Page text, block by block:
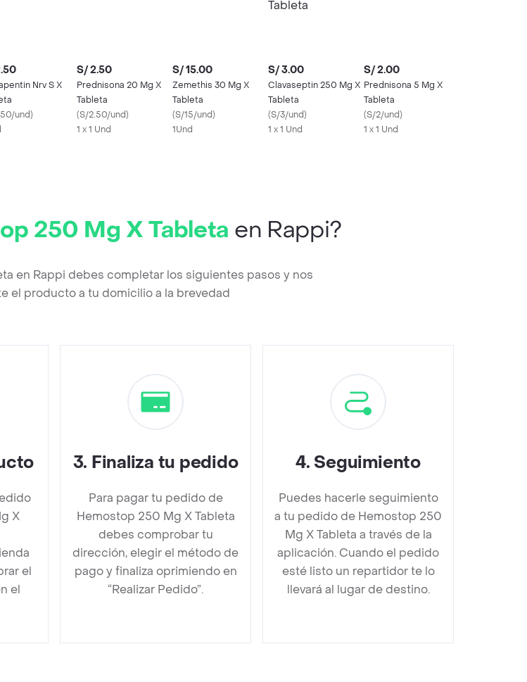
Nrv S X
und)
S/ 2.50
Prednisona 20 Mg X
Tableta
(S/2.50/und)
1 x 1 Und
S/ 15.00
Zemethis 30 Mg X
Tableta
(S/15/und)
1Und
S/ 3.00
Clavaseptin 250 Mg X
Tableta
(S/3/und)
1 x 1 Und
S/ 2.00
Prednisona 5 Mg X
Tableta
(S/2/und)
1 x 1 Und
250 Mg X Tableta en Rappi?
en Rappi debes completar los siguientes pasos y nos
el producto a tu domicilio a la brevedad
X
el
el
3. Finaliza tu pedido
Para pagar tu pedido de
Hemostop 250 Mg X Tableta
debes comprobar tu
dirección, elegir el método de
pago y finaliza oprimiendo en
“Realizar Pedido”.
4. Seguimiento
Puedes hacerle seguimiento
a tu pedido de Hemostop 250
Mg X Tableta a través de la
aplicación. Cuando el pedido
esté listo un repartidor te lo
llevará al lugar de destino.